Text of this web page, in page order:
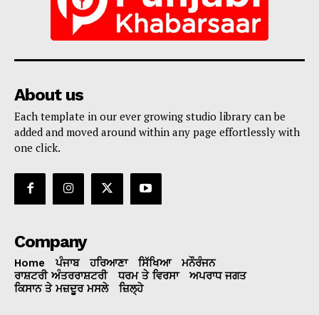
About us
Each template in our ever growing studio library can be
added and moved around within any page effortlessly with
one click.
Company
Home ਪੰਜਾਬ ਹਰਿਆਣਾ ਸਿੱਖਿਆ
ਮਨੌਰੰਜਨ
ਰਾਸ਼ਟਰੀ ਅੰਤਰਰਾਸ਼ਟਰੀ
ਧਰਮ ਤੇ ਵਿਰਸਾ
ਅਪਰਾਧ ਜਗਤ
ਕਿਸਾਨ ਤੇ ਮਜ਼ਦੂਰ ਮਸਲੇ
ਜ਼ਿਲ੍ਹੇ